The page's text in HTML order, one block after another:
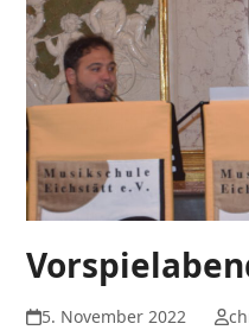
5. November 2022